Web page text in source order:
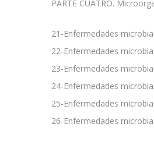
PARTE CUATRO.
21-Enfermedades
22-Enfermedades
23-Enfermedades
24-Enfermedades
25-Enfermedades
26-Enfermedades